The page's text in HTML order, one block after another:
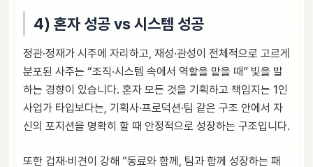
4) 혼자 성공 vs 시스템 성공
정관·정재가 시주에 자리하고, 재성·관성이 전체적으로 고르게
분포된 사주는 “조직·시스템 속에서 역할을 맡을 때” 빛을 발
하는 경향이 있습니다. 혼자 모든 것을 기획하고 책임지는 1인
사업가 타입보다는, 기획사·프로덕션·팀 같은 구조 안에서 자
신의 포지션을 명확히 할 때 안정적으로 성장하는 구조입니다.
또한 겁재·비견이 강해 “동료와 함께, 팀과 함께 성장하는 패